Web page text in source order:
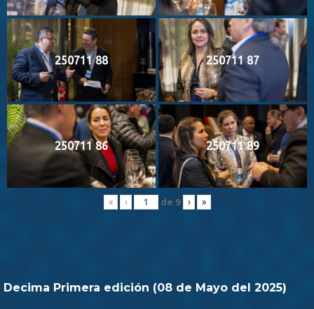
250711 88 250711 87
250711 86 250711 89
« ‹ de 9 › »
Decima Primera edición (08 de Mayo del 2025)